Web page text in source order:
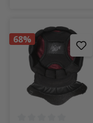
68%